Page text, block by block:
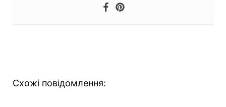
Схожі повідомлення: